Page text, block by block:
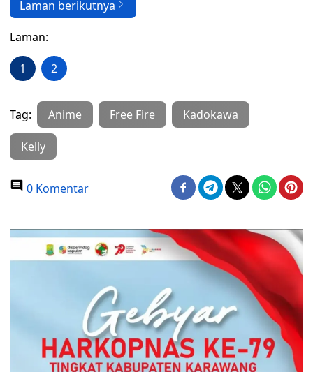
Laman berikutnya
Laman:
1 2
Tag: Anime Free Fire Kadokawa
Kelly
0 Komentar